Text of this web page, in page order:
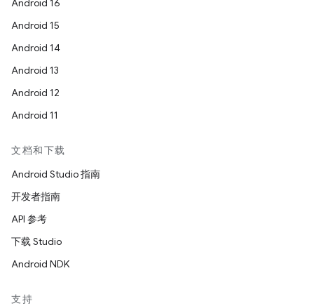
Android 16
Android 15
Android 14
Android 13
Android 12
Android 11
文档和下载
Android Studio 指南
开发者指南
API 参考
下载 Studio
Android NDK
支持